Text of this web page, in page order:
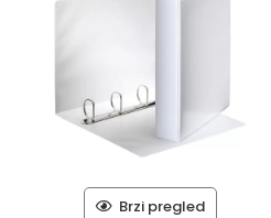
Brzi pregled